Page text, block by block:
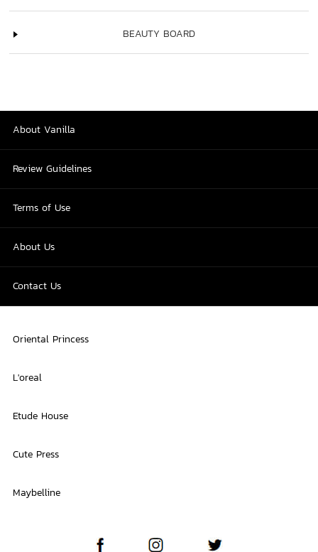
BEAUTY BOARD
About Vanilla
Review Guidelines
Terms of Use
About Us
Contact Us
Oriental Princess
L'oreal
Etude House
Cute Press
Maybelline